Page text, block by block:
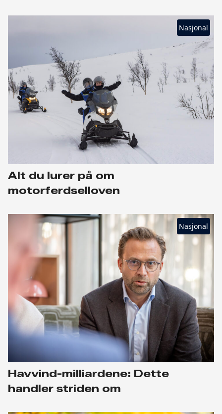
Nasjonal
Alt du lurer på om
motorferdselloven
Nasjonal
Havvind-milliardene: Dette
handler striden om